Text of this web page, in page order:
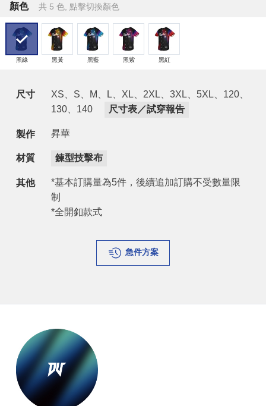
顏色 共 5 色, 點擊切換顏色
黑綠 黑黃 黑藍 黑紫 黑紅
尺寸
XS、S、M、L、XL、2XL、3XL、5XL、120、
130、140
尺寸表／試穿報告
製作 昇華
材質 鍊型技擊布
其他
*基本訂購量為5件，後續追加訂購不受數量限
制
*全開釦款式
急件方案